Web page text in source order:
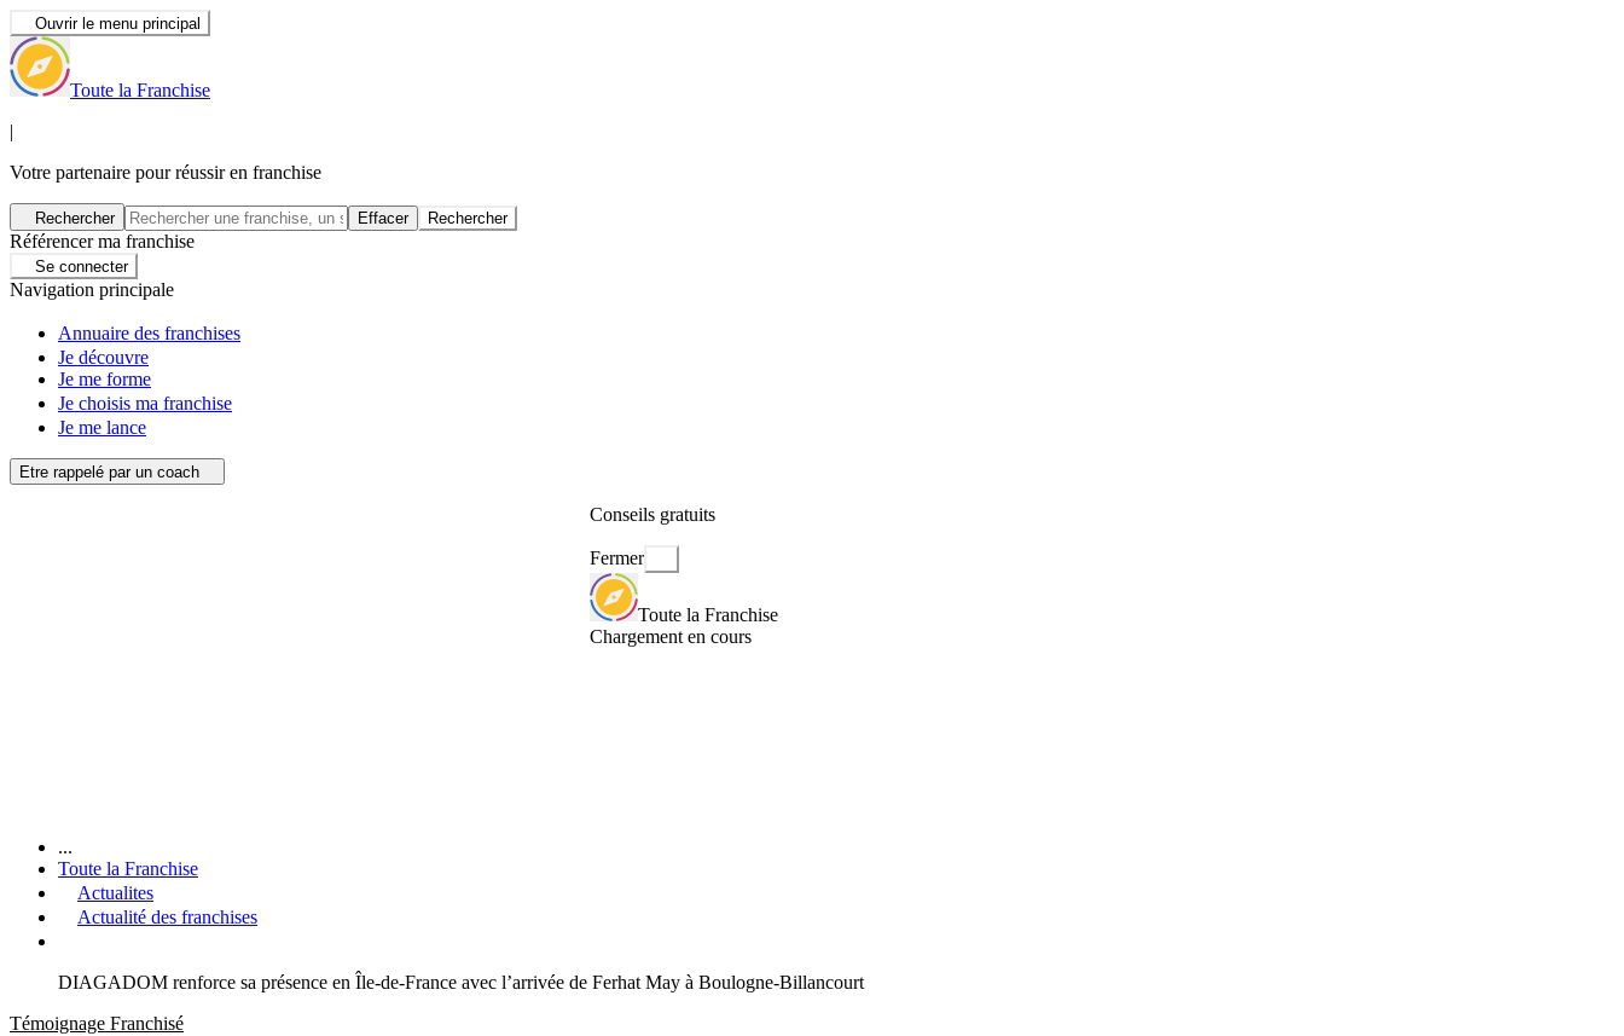
Ouvrir le menu principal
Toute la Franchise
|
Votre partenaire pour réussir en franchise
Rechercher Effacer Rechercher
Référencer ma franchise
Se connecter
Navigation principale
Annuaire des franchises
Je découvre
Je me forme
Je choisis ma franchise
Je me lance
Etre rappelé par un coach
Conseils gratuits
Fermer
Toute la Franchise
Chargement en cours
...
Toute la Franchise
Actualites
Actualité des franchises
DIAGADOM renforce sa présence en Île-de-France avec l’arrivée de Ferhat May à Boulogne-Billancourt
Témoignage Franchisé